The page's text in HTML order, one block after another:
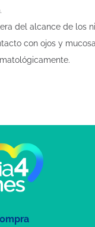
del alcance de los
con ojos y